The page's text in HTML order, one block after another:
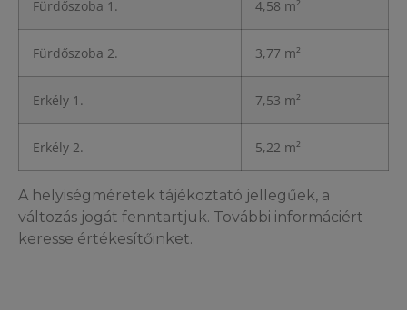
Fürdőszoba 1. 4,58 m²
Fürdőszoba 2. 3,77 m²
Erkély 1. 7,53 m²
Erkély 2. 5,22 m²
A helyiségméretek tájékoztató jellegűek, a
változás jogát fenntartjuk. További informáciért
keresse értékesítőinket.